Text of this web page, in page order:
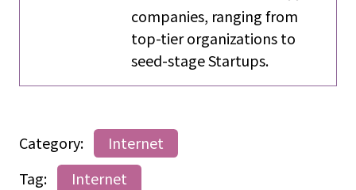
companies, ranging from
top-tier organizations to
seed-stage Startups.
Category:
Internet
Tag:
Internet